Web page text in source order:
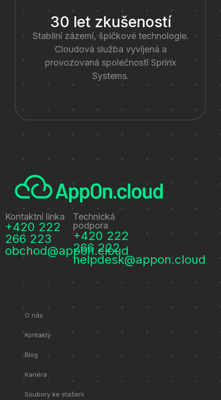
30 let zkušeností
Stabilní zázemí, špičkové technologie.
Cloudová služba vyvíjená a
provozovaná společností Sprinx
Systems.
Kontaktní linka
+420 222
266 223
obchod@appon.cloud
Technická
podpora
+420 222
266 222
helpdesk@appon.cloud
O nás
Kontakty
Blog
Kariéra
Soubory ke stažení